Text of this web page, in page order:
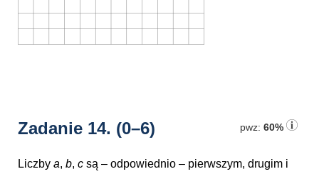
pwz: 60%
Zadanie 14. (0–6)
Liczby a, b, c są – odpowiednio – pierwszym, drugim i